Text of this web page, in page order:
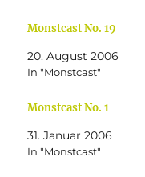
Monstcast No. 19
20. August 2006
In "Monstcast"
Monstcast No. 1
31. Januar 2006
In "Monstcast"